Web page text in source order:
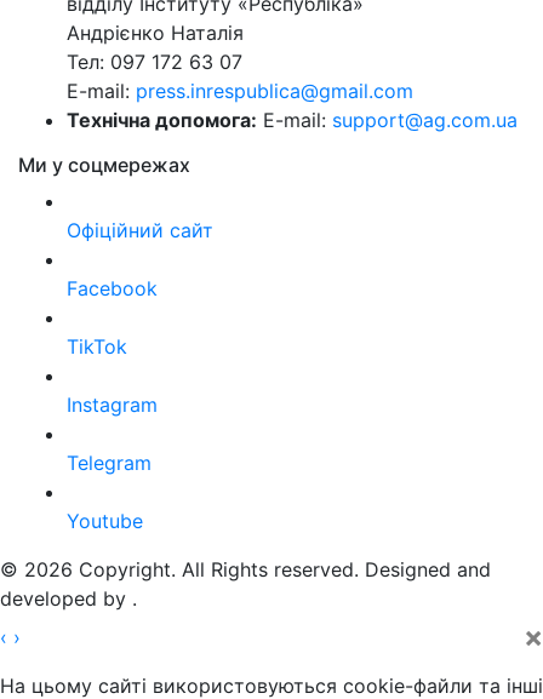
Андрієнко Наталія
Тел: 097 172 63 07
E-mail: press.inrespublica@gmail.com
Технічна допомога: E-mail: support@ag.com.ua
Ми у соцмережах
Офіційний сайт
Facebook
TikTok
Instagram
Telegram
Youtube
© 2026 Copyright. All Rights reserved. Designed and
developed by .
‹ › ×
На цьому сайті використовуються cookie-файли та інші